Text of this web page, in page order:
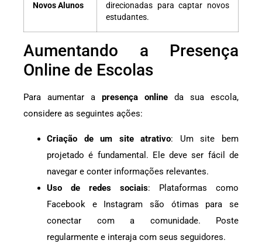
Novos Alunos
direcionadas para captar novos
estudantes.
Aumentando a Presença
Online de Escolas
Para aumentar a presença online da sua escola,
considere as seguintes ações:
Criação de um site atrativo: Um site bem
projetado é fundamental. Ele deve ser fácil de
navegar e conter informações relevantes.
Uso de redes sociais: Plataformas como
Facebook e Instagram são ótimas para se
conectar com a comunidade. Poste
regularmente e interaja com seus seguidores.